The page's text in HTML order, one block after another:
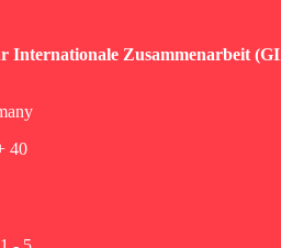
Internationale Zusammenarbeit
40